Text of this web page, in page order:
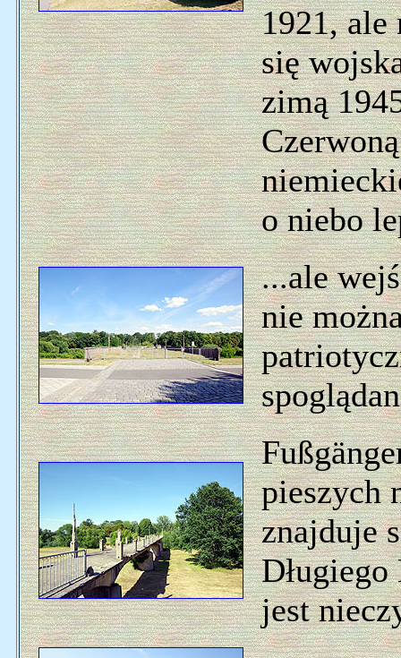
1921, ale
się
zimą
o niebo
...ale
nie
pieszych
znajduje
jest